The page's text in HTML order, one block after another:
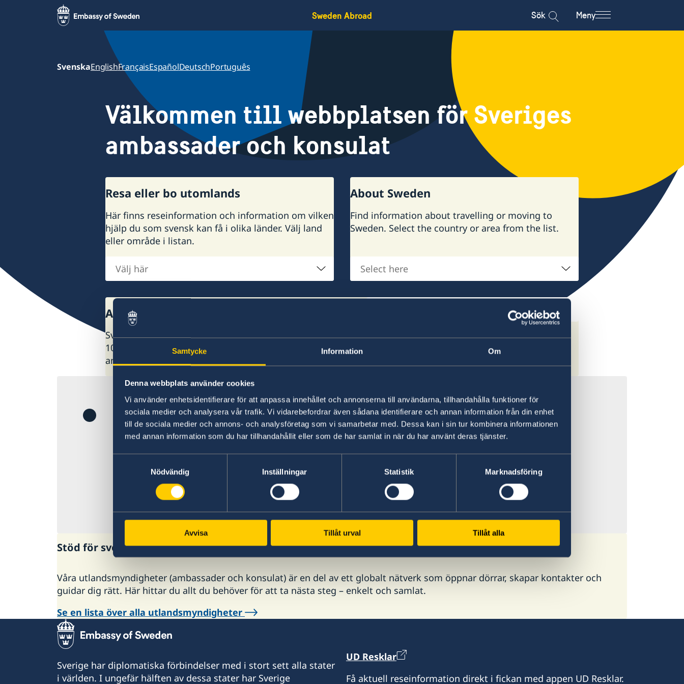
Samtycke Information Om
Denna webbplats använder cookies
Vi använder enhetsidentifierare för att anpassa innehållet och annonserna till användarna, tillhandahålla funktioner för
sociala medier och analysera vår trafik. Vi vidarebefordrar även sådana identifierare och annan information från din enhet
till de sociala medier och annons- och analysföretag som vi samarbetar med. Dessa kan i sin tur kombinera informationen
med annan information som du har tillhandahållit eller som de har samlat in när du har använt deras tjänster.
Nödvändig
Inställningar Statistik Marknadsföring
Avvisa Tillåt urval Tillåt alla
Sweden Abroad Sök Meny
SvenskaEnglishFrançaisEspañolDeutschPortuguês
Välkommen till webbplatsen för Sveriges
ambassader och konsulat
Resa eller bo utomlands
Här finns reseinformation och information om vilken
hjälp du som svensk kan få i olika länder. Välj land
eller område i listan.
här
About Sweden
Find information about travelling or moving to
Sweden. Select the country or area from the list.
here
Ambassader och generalkonsulat
Sveriges utrikesrepresentation består av drygt
100 utlandsmyndigheter runt om i världen. Välj
ambassad i listan.
Välj
Krisen i Mellanöstern påverkar flygtrafiken
Minskad tillgång till flygbränsle till följd av krisen i Mellanöstern leder till såväl större
som mindre störningar i flygtrafiken. Det är därför viktigt att hålla sig informerad vid
flygresor utomlands, särskilt utanför EU. Förutsättningarna kan ändras med kort
öka. Det är därför angeläget att varje resenär har goda marginaler vid flygresor, både
vad gäller pengar och tid, för att kunna hantera dessa osäkerheter i flygtrafiken.
Senast uppdaterad 04 maj 2026
Stöd för svenska företag
Våra utlandsmyndigheter (ambassader och konsulat) är en del av ett globalt nätverk som öppnar dörrar, skapar kontakter och
guidar dig rätt. Här hittar du allt du behöver för att ta nästa steg – enkelt och samlat.
Se en lista över alla utlandsmyndigheter
Sverige har diplomatiska förbindelser med i stort sett alla stater
i världen. I ungefär hälften av dessa stater har Sverige
UD Resklar
Få aktuell reseinformation direkt i fickan med appen UD Resklar.